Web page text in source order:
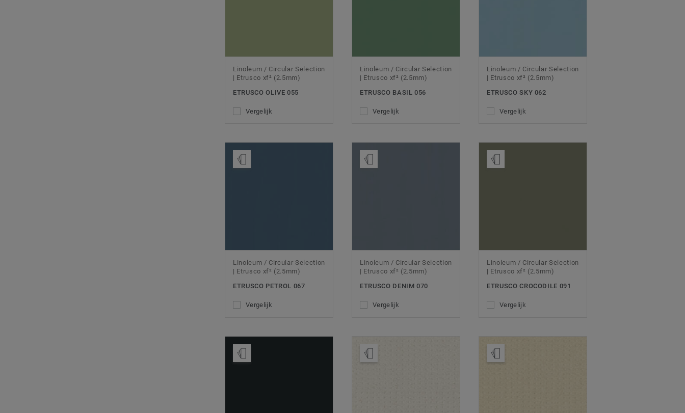
Linoleum / Circular Selection
| Etrusco xf² (2.5mm)
ETRUSCO OLIVE 055
Vergelijk
Linoleum / Circular Selection
| Etrusco xf² (2.5mm)
ETRUSCO BASIL 056
Vergelijk
Linoleum / Circular Selection
| Etrusco xf² (2.5mm)
ETRUSCO SKY 062
Vergelijk
Linoleum / Circular Selection
| Etrusco xf² (2.5mm)
ETRUSCO PETROL 067
Vergelijk
Linoleum / Circular Selection
| Etrusco xf² (2.5mm)
ETRUSCO DENIM 070
Vergelijk
Linoleum / Circular Selection
| Etrusco xf² (2.5mm)
ETRUSCO CROCODILE 091
Vergelijk